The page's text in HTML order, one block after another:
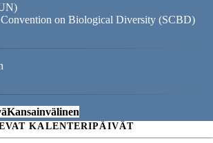
Convention on Biological Diversity (SCBD)
Kansainvälinen
KALENTERIPÄIVÄT